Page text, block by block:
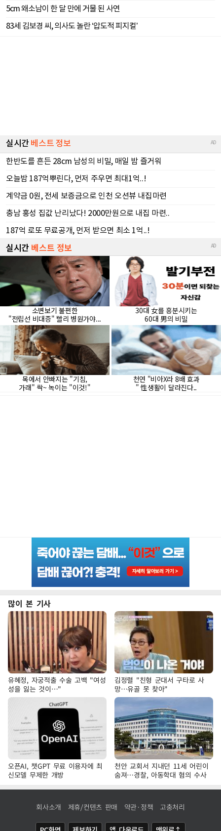
많이 본 기사
유혜정, 자궁적출 수술 고백 "여성
성을 잃는 것이…"
김정렬 "친형 군대서 구타로 사
망…유골 못 찾아"
오픈AI, 챗GPT 무료 이용자에 최
신모델 무제한 개방
천안 교회서 지내던 11세 어린이
숨져…경찰, 아동학대 혐의 수사
회사소개 제휴/컨텐츠 판매 약관·정책 고충처리